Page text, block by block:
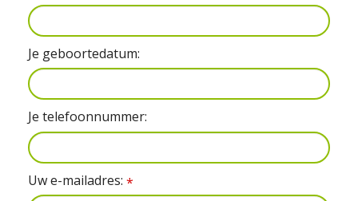
Je geboortedatum:
Je telefoonnummer:
Uw e-mailadres: *